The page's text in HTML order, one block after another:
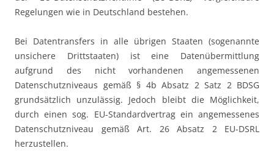
Regelungen wie in Deutschland bestehen.
Bei Datentransfers in alle übrigen Staaten (sogenannte
unsichere Drittstaaten) ist eine Datenübermittlung
aufgrund des nicht vorhandenen angemessenen
Datenschutzniveaus gemäß § 4b Absatz 2 Satz 2 BDSG
grundsätzlich unzulässig. Jedoch bleibt die Möglichkeit,
durch einen sog. EU-Standardvertrag ein angemessenes
Datenschutzniveau gemäß Art. 26 Absatz 2 EU-DSRL
herzustellen.